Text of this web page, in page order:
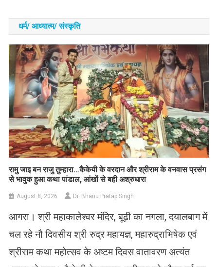
धर्म/ आध्‍यात्‍म/ संस्‍कृति
रामु जाइ बन राजु तुम्हारा…कैकेयी के वरदान और श्रीराम के वनवास प्रसंग
से भावुक हुआ कथा पांडाल, आंखों से बही अश्रुधारा
August 8, 2026 Dr. Bhanu Pratap Singh
आगरा। श्री महाकालेश्वर मंदिर, बूढ़ी का नगला, दयालबाग में
चल रहे नौ दिवसीय श्री रुद्र महायज्ञ, महारुद्राभिषेक एवं
श्रीराम कथा महोत्सव के अष्टम दिवस वातावरण अत्यंत